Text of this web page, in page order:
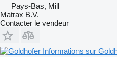
Pays-Bas, Mill
Matrax B.V.
Contacter le vendeur
Informations sur